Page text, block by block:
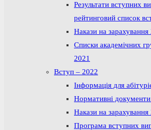
Результати вступних
рейтинговий список
Накази на зарахування
Списки академічних
2021
Вступ – 2022
Інформація для
Нормативні
Накази на зарахування
Програма вступних